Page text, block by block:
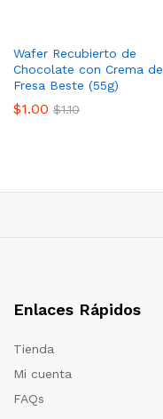
Wafer Recubierto de
Chocolate con Crema de
Fresa Beste (55g)
$1.00 $1.10
Enlaces Rápidos
Tienda
Mi cuenta
FAQs